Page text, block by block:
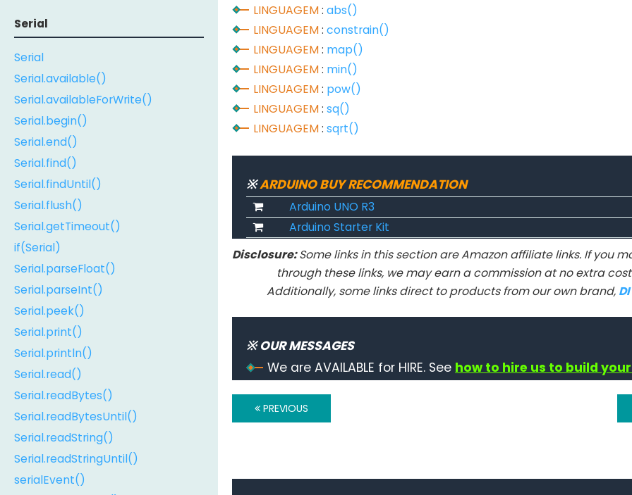
Serial
Serial
Serial.available()
Serial.availableForWrite()
Serial.begin()
Serial.end()
Serial.find()
Serial.findUntil()
Serial.flush()
Serial.getTimeout()
if(Serial)
Serial.parseFloat()
Serial.parseInt()
Serial.peek()
Serial.print()
Serial.println()
Serial.read()
Serial.readBytes()
Serial.readBytesUntil()
Serial.readString()
Serial.readStringUntil()
serialEvent()
LINGUAGEM:abs()
LINGUAGEM:constrain()
LINGUAGEM: map()
LINGUAGEM: min()
LINGUAGEM: pow()
LINGUAGEM:sq()
LINGUAGEM:sqrt()
※ARDUINO BUY RECOMMENDATION
Arduino UNO R3
Arduino Starter Kit
Disclosure:Some links in this section are Amazon affiliate links. If you
through these links, we may earn a commission at no extra
Additionally, some links direct to products from our own brand,
※ OUR MESSAGES
We are AVAILABLE for HIRE. See how to hire us to build
PREVIOUS